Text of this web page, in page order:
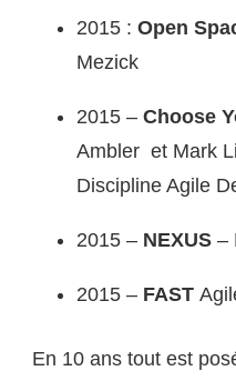
2015 : Open
Mezick
2015 – Choose
Ambler et Mark
Discipline Agile
2015 – NEXUS –
2015 – FAST
En 10 ans tout est